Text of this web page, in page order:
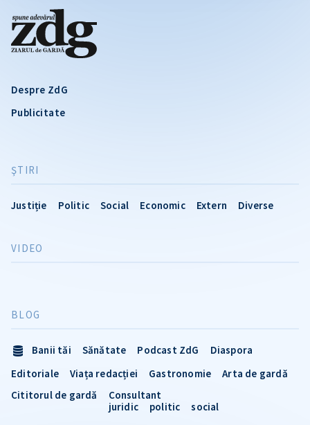
Despre ZdG
Publicitate
ŞTIRI
Justiție Politic Social Economic Extern Diverse
VIDEO
BLOG
Banii tăi Sănătate Podcast ZdG
Diaspora
Editoriale
Viața redacției Gastronomie
Arta de gardă
Cititorul de gardă
Consultant
juridic
politic social